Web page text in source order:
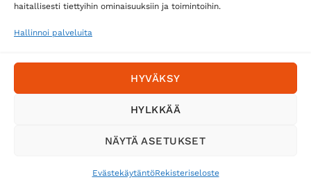
haitallisesti tiettyihin ominaisuuksiin ja toimintoihin.
Hallinnoi palveluita
HYVÄKSY
HYLKKÄÄ
NÄYTÄ ASETUKSET
EvästekäytäntöRekisteriseloste
Posti
Matkahuolto
Tilaa uutiskirje ja saat erikoisalennuksia